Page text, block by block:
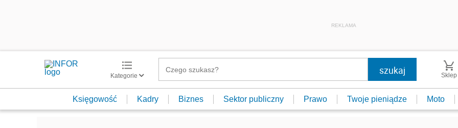
REKLAMA
Kategorie Sklep
Księgowość Kadry Biznes Sektor publiczny Prawo Twoje pieniądze Moto